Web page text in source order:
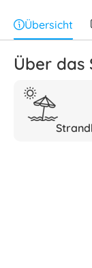
Übersicht
Über das